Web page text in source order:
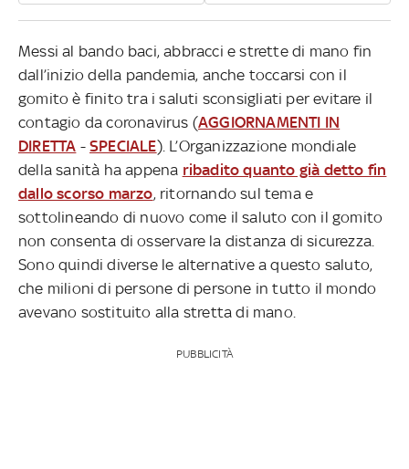
Messi al bando baci, abbracci e strette di mano fin
dall’inizio della pandemia, anche toccarsi con il
gomito è finito tra i saluti sconsigliati per evitare il
contagio da coronavirus (AGGIORNAMENTI IN
DIRETTA -SPECIALE). L’Organizzazione mondiale
della sanità ha appena ribadito quanto già detto fin
dallo scorso marzo, ritornando sul tema e
sottolineando di nuovo come il saluto con il gomito
non consenta di osservare la distanza di sicurezza.
Sono quindi diverse le alternative a questo saluto,
che milioni di persone di persone in tutto il mondo
avevano sostituito alla stretta di mano.
PUBBLICITÀ